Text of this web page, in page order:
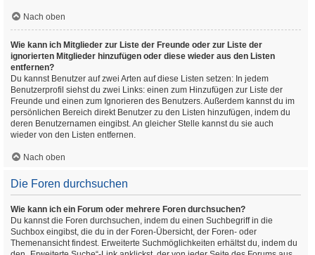
Nach oben
Wie kann ich Mitglieder zur Liste der Freunde oder zur Liste der
ignorierten Mitglieder hinzufügen oder diese wieder aus den Listen
entfernen?
Du kannst Benutzer auf zwei Arten auf diese Listen setzen: In jedem
Benutzerprofil siehst du zwei Links: einen zum Hinzufügen zur Liste der
Freunde und einen zum Ignorieren des Benutzers. Außerdem kannst du im
persönlichen Bereich direkt Benutzer zu den Listen hinzufügen, indem du
deren Benutzernamen eingibst. An gleicher Stelle kannst du sie auch
wieder von den Listen entfernen.
Nach oben
Die Foren durchsuchen
Wie kann ich ein Forum oder mehrere Foren durchsuchen?
Du kannst die Foren durchsuchen, indem du einen Suchbegriff in die
Suchbox eingibst, die du in der Foren-Übersicht, der Foren- oder
Themenansicht findest. Erweiterte Suchmöglichkeiten erhältst du, indem du